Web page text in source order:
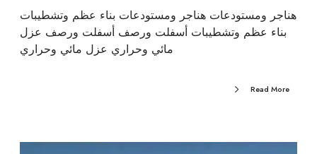
هناجر ومستودعات هناجر ومستودعات بناء عظم وتشطيبات
بناء عظم وتشطيبات أسفلت ورصف أسفلت ورصف عزل
مائي وحراري عزل مائي وحراري
Read More